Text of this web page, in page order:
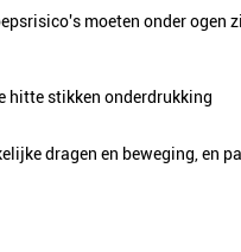
moeten onder ogen
hitte stikken onderdrukking
dragen en beweging, en